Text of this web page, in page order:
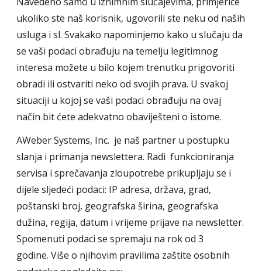
ukoliko ste naš korisnik, ugovorili ste neku od naših
usluga i sl. Svakako napominjemo kako u slučaju da
se vaši podaci obrađuju na temelju legitimnog
interesa možete u bilo kojem trenutku prigovoriti
obradi ili ostvariti neko od svojih prava. U svakoj
situaciji u kojoj se vaši podaci obrađuju na ovaj
način bit ćete adekvatno obaviješteni o istome.
AWeber Systems, Inc. je naš partner u postupku
slanja i primanja newslettera. Radi funkcioniranja
servisa i sprečavanja zloupotrebe prikupljaju se i
dijele sljedeći podaci: IP adresa, država, grad,
poštanski broj, geografska širina, geografska
dužina, regija, datum i vrijeme prijave na newsletter.
Spomenuti podaci se spremaju na rok od 3
godine. Više o njihovim pravilima zaštite osobnih